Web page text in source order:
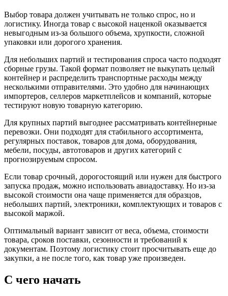
Выбор товара должен учитывать не только спрос, но и
логистику. Иногда товар с высокой наценкой оказывается
невыгодным из-за большого объема, хрупкости, сложной
упаковки или дорогого хранения.
Для небольших партий и тестирования спроса часто подходят
сборные грузы. Такой формат позволяет не выкупать целый
контейнер и распределить транспортные расходы между
несколькими отправителями. Это удобно для начинающих
импортеров, селлеров маркетплейсов и компаний, которые
тестируют новую товарную категорию.
Для крупных партий выгоднее рассматривать контейнерные
перевозки. Они подходят для стабильного ассортимента,
регулярных поставок, товаров для дома, оборудования,
мебели, посуды, автотоваров и других категорий с
прогнозируемым спросом.
Если товар срочный, дорогостоящий или нужен для быстрого
запуска продаж, можно использовать авиадоставку. Но из-за
высокой стоимости она чаще применяется для образцов,
небольших партий, электроники, комплектующих и товаров с
высокой маржой.
Оптимальный вариант зависит от веса, объема, стоимости
товара, сроков поставки, сезонности и требований к
документам. Поэтому логистику стоит просчитывать еще до
закупки, а не после того, как товар уже произведен.
С чего начать